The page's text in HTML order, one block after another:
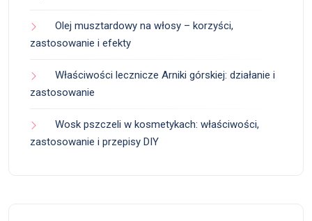
Olej musztardowy na włosy – korzyści,
zastosowanie i efekty
Właściwości lecznicze Arniki górskiej: działanie i
zastosowanie
Wosk pszczeli w kosmetykach: właściwości,
zastosowanie i przepisy DIY